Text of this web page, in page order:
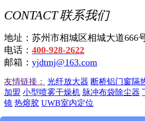
CONTACT联系我们
地址：苏州市相城区相城大道666
电话： 400-928-2622
邮箱： yjdtmj@163.com
友情链接： 光纤放大器 断桥铝门窗隔
加盟 小型喷雾干燥机 脉冲布袋除尘器
镜 热熔胶 UWB室内定位